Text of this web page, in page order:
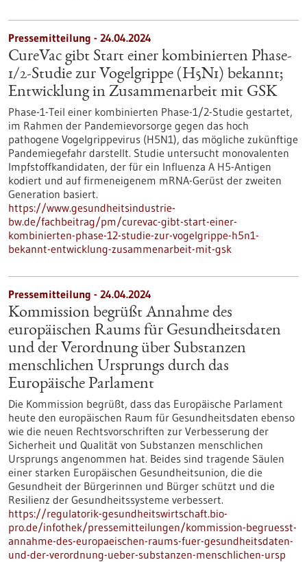
Pressemitteilung - 24.04.2024
CureVac gibt Start einer kombinierten Phase-
1/2-Studie zur Vogelgrippe (H5N1) bekannt;
Entwicklung in Zusammenarbeit mit GSK
Phase-1-Teil einer kombinierten Phase-1/2-Studie gestartet,
im Rahmen der Pandemievorsorge gegen das hoch
pathogene Vogelgrippevirus (H5N1), das mögliche zukünftige
Pandemiegefahr darstellt. Studie untersucht monovalenten
Impfstoffkandidaten, der für ein Influenza A H5-Antigen
kodiert und auf firmeneigenem mRNA-Gerüst der zweiten
Generation basiert.
https://www.gesundheitsindustrie-
bw.de/fachbeitrag/pm/curevac-gibt-start-einer-
kombinierten-phase-12-studie-zur-vogelgrippe-h5n1-
bekannt-entwicklung-zusammenarbeit-mit-gsk
Pressemitteilung - 24.04.2024
Kommission begrüßt Annahme des
europäischen Raums für Gesundheitsdaten
und der Verordnung über Substanzen
menschlichen Ursprungs durch das
Europäische Parlament
Die Kommission begrüßt, dass das Europäische Parlament
heute den europäischen Raum für Gesundheitsdaten ebenso
wie die neuen Rechtsvorschriften zur Verbesserung der
Sicherheit und Qualität von Substanzen menschlichen
Ursprungs angenommen hat. Beides sind tragende Säulen
einer starken Europäischen Gesundheitsunion, die die
Gesundheit der Bürgerinnen und Bürger schützt und die
Resilienz der Gesundheitssysteme verbessert.
https://regulatorik-gesundheitswirtschaft.bio-
pro.de/infothek/pressemitteilungen/kommission-begruesst-
annahme-des-europaeischen-raums-fuer-gesundheitsdaten-
und-der-verordnung-ueber-substanzen-menschlichen-ursp